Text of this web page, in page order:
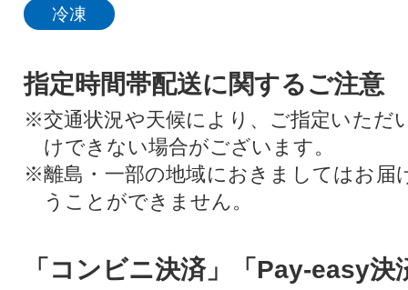
冷凍
指定時間帯配送に関するご注意
※交通状況や天候により、ご指定いただ
けできない場合がございます。
※離島・一部の地域におきましてはお届
うことができません。
「コンビニ決済」「Pay-easy決